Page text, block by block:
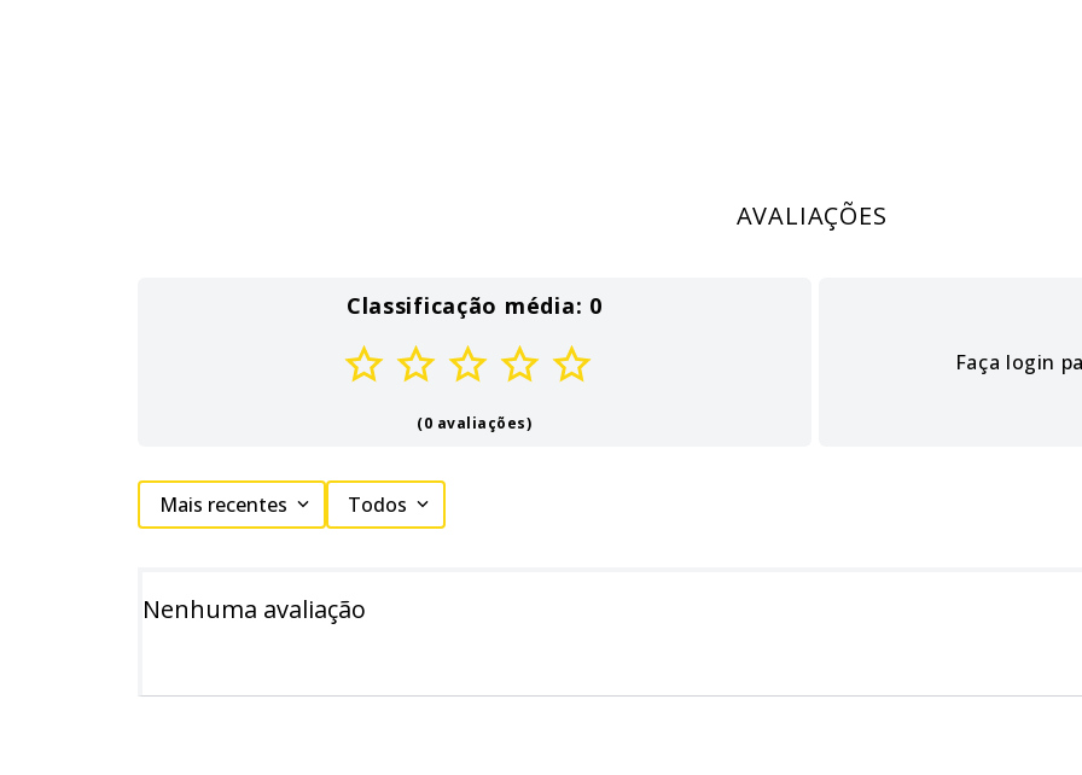
AVALIAÇÕES
Classificação média: 0
(0 avaliações)
Faça login
Mais recentes Todos
Nenhuma avaliação